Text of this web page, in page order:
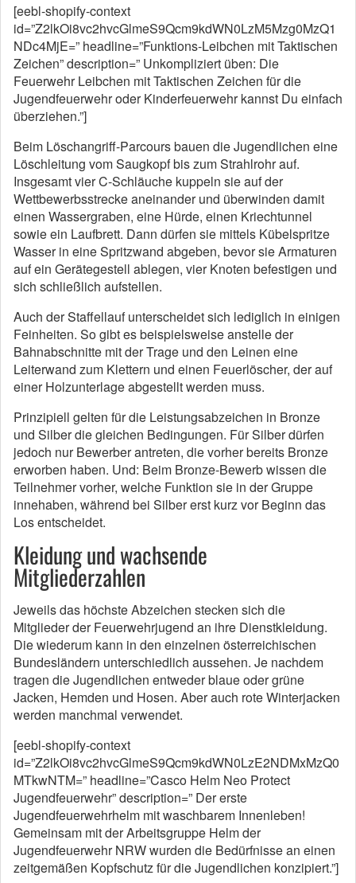
[eebl-shopify-context
id=”Z2lkOi8vc2hvcGlmeS9Qcm9kdWN0LzM5Mzg0MzQ1
NDc4MjE=” headline=”Funktions-Leibchen mit Taktischen
Zeichen” description=” Unkompliziert üben: Die
Feuerwehr Leibchen mit Taktischen Zeichen für die
Jugendfeuerwehr oder Kinderfeuerwehr kannst Du einfach
überziehen.”]
Beim Löschangriff-Parcours bauen die Jugendlichen eine
Löschleitung vom Saugkopf bis zum Strahlrohr auf.
Insgesamt vier C-Schläuche kuppeln sie auf der
Wettbewerbsstrecke aneinander und überwinden damit
einen Wassergraben, eine Hürde, einen Kriechtunnel
sowie ein Laufbrett. Dann dürfen sie mittels Kübelspritze
Wasser in eine Spritzwand abgeben, bevor sie Armaturen
auf ein Gerätegestell ablegen, vier Knoten befestigen und
sich schließlich aufstellen.
Auch der Staffellauf unterscheidet sich lediglich in einigen
Feinheiten. So gibt es beispielsweise anstelle der
Bahnabschnitte mit der Trage und den Leinen eine
Leiterwand zum Klettern und einen Feuerlöscher, der auf
einer Holzunterlage abgestellt werden muss.
Prinzipiell gelten für die Leistungsabzeichen in Bronze
und Silber die gleichen Bedingungen. Für Silber dürfen
jedoch nur Bewerber antreten, die vorher bereits Bronze
erworben haben. Und: Beim Bronze-Bewerb wissen die
Teilnehmer vorher, welche Funktion sie in der Gruppe
innehaben, während bei Silber erst kurz vor Beginn das
Los entscheidet.
Kleidung und wachsende
Mitgliederzahlen
Jeweils das höchste Abzeichen stecken sich die
Mitglieder der Feuerwehrjugend an ihre Dienstkleidung.
Die wiederum kann in den einzelnen österreichischen
Bundesländern unterschiedlich aussehen. Je nachdem
tragen die Jugendlichen entweder blaue oder grüne
Jacken, Hemden und Hosen. Aber auch rote Winterjacken
werden manchmal verwendet.
[eebl-shopify-context
id=”Z2lkOi8vc2hvcGlmeS9Qcm9kdWN0LzE2NDMxMzQ0
MTkwNTM=” headline=”Casco Helm Neo Protect
Jugendfeuerwehr” description=” Der erste
Jugendfeuerwehrhelm mit waschbarem Innenleben!
Gemeinsam mit der Arbeitsgruppe Helm der
Jugendfeuerwehr NRW wurden die Bedürfnisse an einen
zeitgemäßen Kopfschutz für die Jugendlichen konzipiert.”]